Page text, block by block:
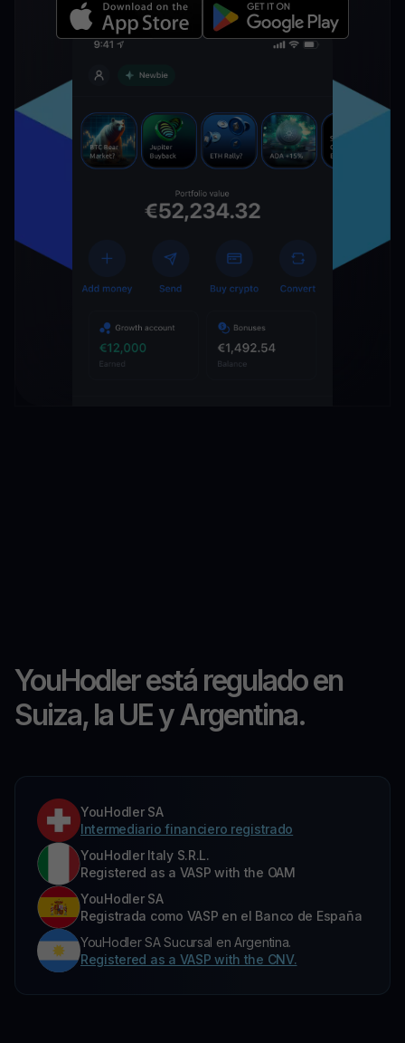
YouHodler está regulado en
Suiza, la UE y Argentina.
YouHodler SA
Intermediario financiero registrado
YouHodler Italy S.R.L.
Registered as a VASP with the OAM
YouHodler SA
Registrada como VASP en el Banco de España
YouHodler SA Sucursal en Argentina.
Registered as a VASP with the CNV.